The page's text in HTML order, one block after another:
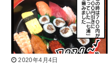
2020年4月4日